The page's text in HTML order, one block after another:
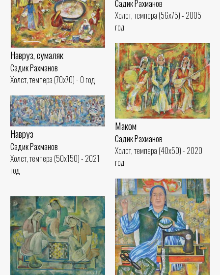
Садик Рахманов
Холст, темпера (56x75) - 2005
год
Навруз, сумаляк
Садик Рахманов
Холст, темпера (70x70) - 0 год
Маком
Садик Рахманов
Холст, темпера (40x50) - 2020
год
Навруз
Садик Рахманов
Холст, темпера (50x150) - 2021
год